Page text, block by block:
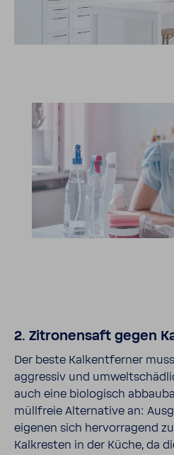
2. Zitro­nen­saft gegen
Der beste Kalk­ent­ferner
aggressiv und
auch eine biolo­gisch
müll­freie Alter­na­tive an:
eigenen sich hervor­ra­gend
Kalkresten in der Küche, da